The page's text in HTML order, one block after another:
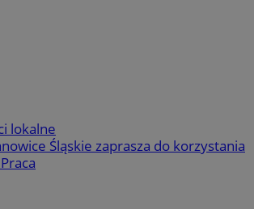
lokalne
Śląskie zaprasza do korzystania